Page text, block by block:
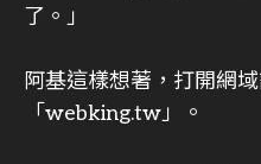
了。」
阿基這樣想著，打開網
「webking.tw」。